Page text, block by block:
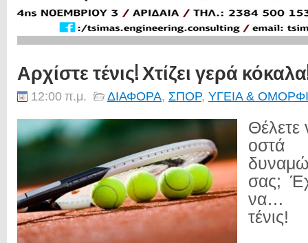
Αρχίστε τένις! Χτίζει γερά
12:00 π.μ. ΔΙΑΦΟΡΑ, ΣΠΟΡ, ΥΓΕΙΑ &
Θέλετε
σας;
να…
τένις!